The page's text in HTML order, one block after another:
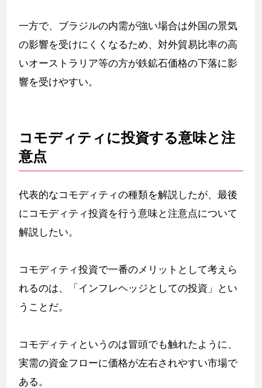
一方で、ブラジルの内需が強い場合は外国の景気
の影響を受けにくくなるため、対外貿易比率の高
いオーストラリア等の方が鉄鉱石価格の下落に影
響を受けやすい。
コモディティに投資する意味と注
意点
代表的なコモディティの種類を解説したが、最後
にコモディティ投資を行う意味と注意点について
解説したい。
コモディティ投資で一番のメリットとして考えら
れるのは、「インフレヘッジとしての投資」とい
うことだ。
コモディティというのは冒頭でも触れたように、
実需の資金フローに価格が左右されやすい市場で
ある。